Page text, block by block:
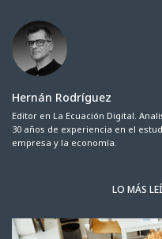
Hernán Rodríguez
Editor en La Ecuación Digital.
30 años de experiencia en el
empresa y la economía.
LO MÁS